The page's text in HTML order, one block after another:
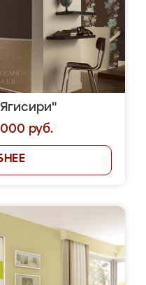
руб.